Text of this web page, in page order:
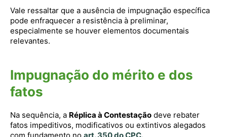
Vale ressaltar que a ausência de impugnação específica
pode enfraquecer a resistência à preliminar,
especialmente se houver elementos documentais
relevantes.
Impugnação do mérito e dos
fatos
Na sequência, a Réplica à Contestação deve rebater
fatos impeditivos, modificativos ou extintivos alegados
com fundamento no art. 350 do CPC.